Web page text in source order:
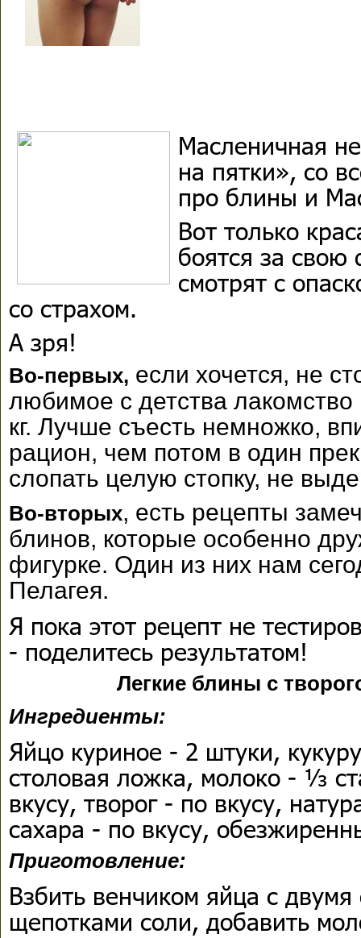
Масленичная
на пятки», со
про блины и
Вот только
боятся за
смотрят с
со страхом.
А зря!
Во-первых, если хочется, не
любимое с детства
кг. Лучше съесть немножко,
рацион, чем потом в один
слопать целую стопку, не
Во-вторых, есть рецепты
блинов, которые особенно
фигурке. Один из них нам
Пелагея.
Я пока этот рецепт не
- поделитесь результатом!
Легкие блины с
Яйцо куриное - 2 штуки,
столовая ложка, молоко - ⅓
вкусу, творог - по вкусу,
сахара - по вкусу,
Приготовление:
Взбить венчиком яйца с
щепотками соли, добавить